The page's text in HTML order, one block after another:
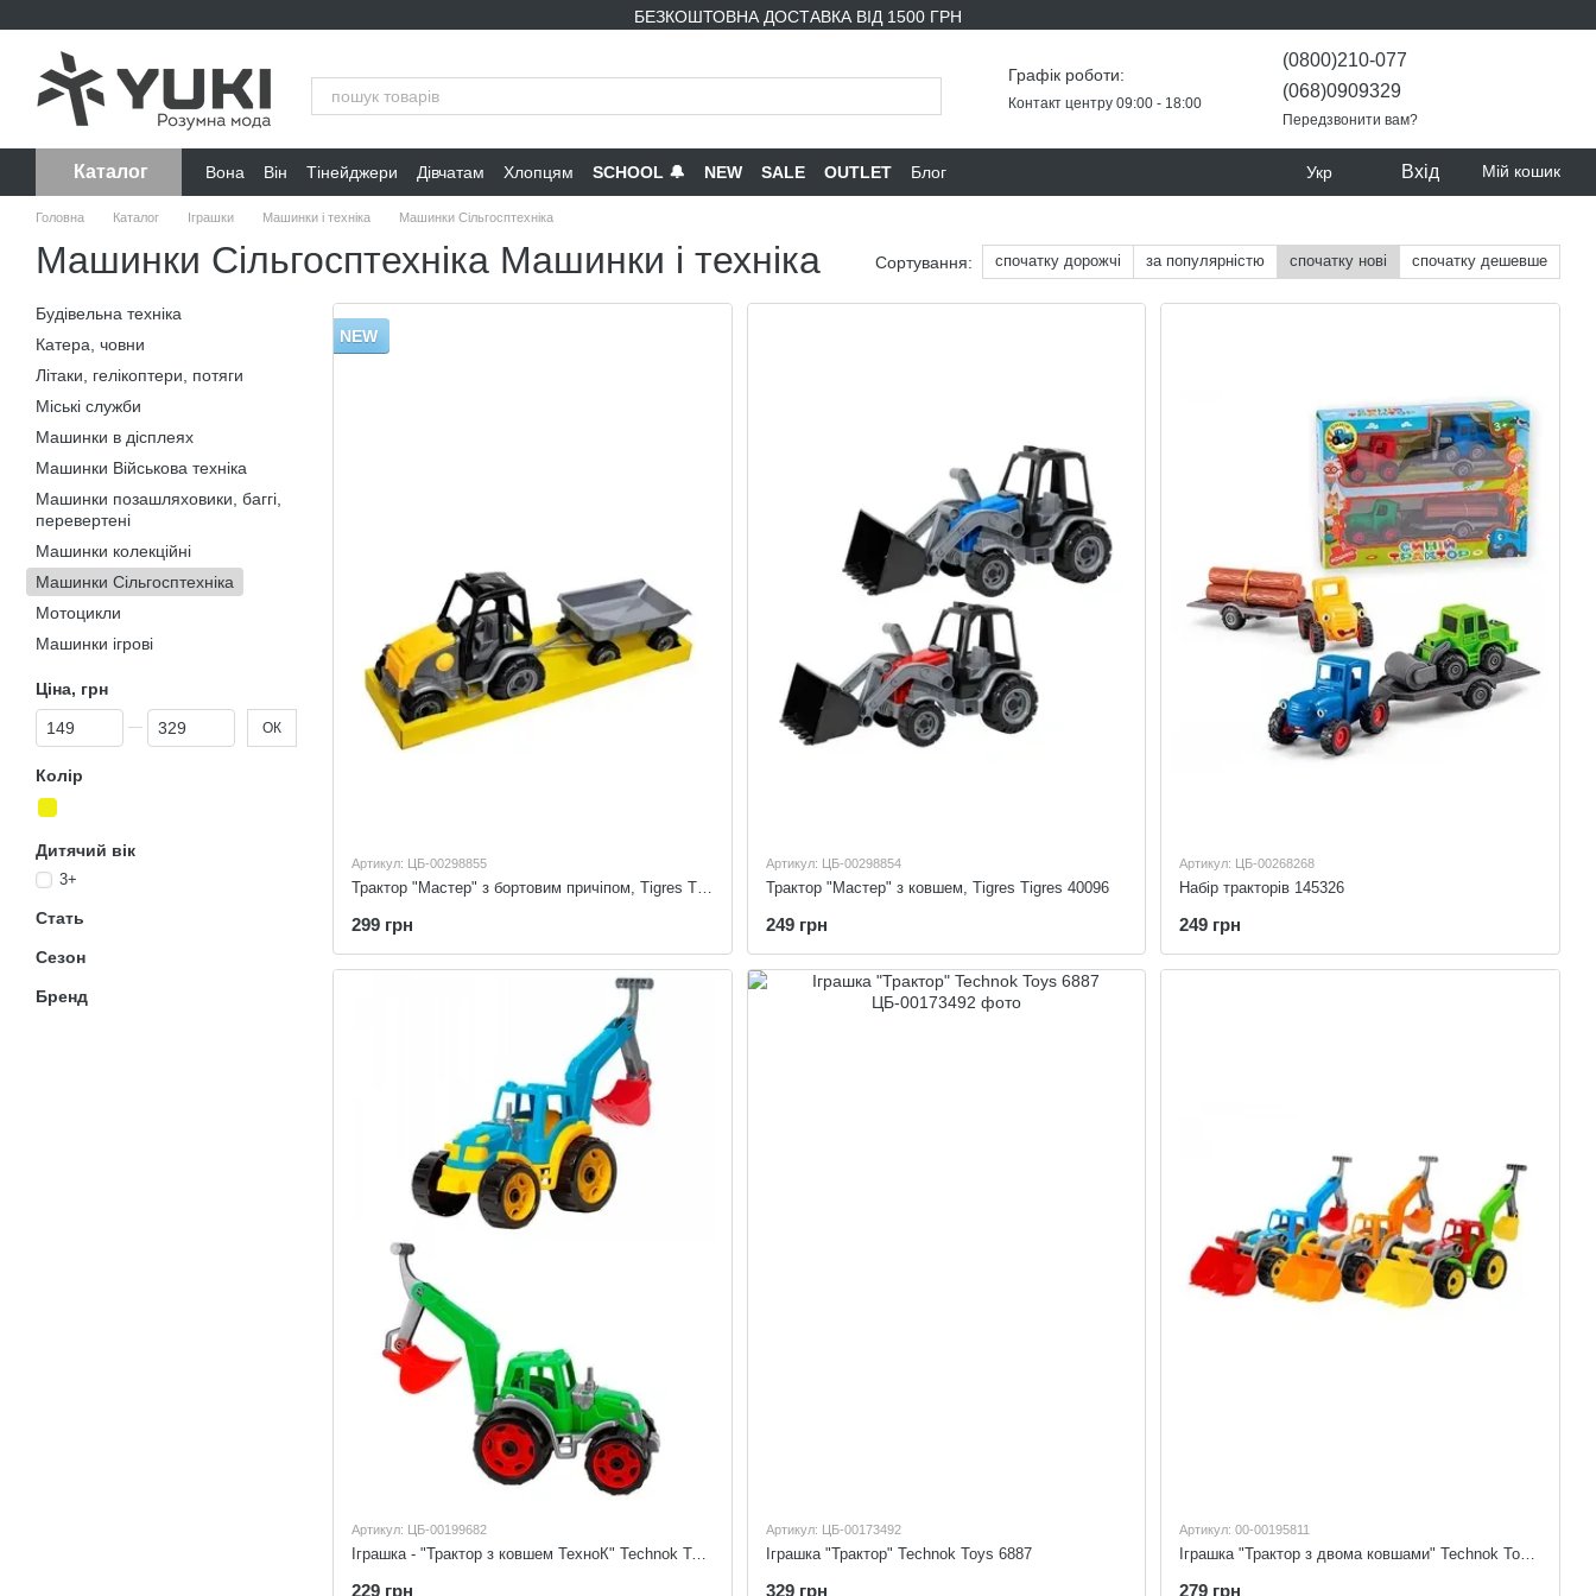
БЕЗКОШТОВНА ДОСТАВКА ВІД 1500 ГРН
Графік роботи:
Контакт центру 09:00 - 18:00
(0800)210-077
(068)0909329
Передзвонити вам?
Каталог Вона Він Тінейджери Дівчатам Хлопцям SCHOOL 🔔 NEW SALE OUTLET Блог Укр Вхід Мій кошик
Головна Каталог Іграшки Машинки і техніка Машинки Сільгосптехніка
Машинки Сільгосптехніка Машинки і техніка Сортування: спочатку дорожчі за популярністю спочатку нові спочатку дешевше
NEW
Артикул: ЦБ-00298855
Трактор "Мастер" з бортовим причіпом, Tigres Tigres 40099
299 грн
Артикул: ЦБ-00298854
Трактор "Мастер" з ковшем, Tigres Tigres 40096
249 грн
Артикул: ЦБ-00268268
Набір тракторів 145326
249 грн
Артикул: ЦБ-00199682
Іграшка - "Трактор з ковшем ТехноК" Technok Toys 3435
229 грн
Артикул: ЦБ-00173492
Іграшка "Трактор" Technok Toys 6887
329 грн
Артикул: 00-00195811
Іграшка "Трактор з двома ковшами" Technok Toys 3671
279 грн
Будівельна техніка
Катера, човни
Літаки, гелікоптери, потяги
Міські служби
Машинки в дісплеях
Машинки Військова техніка
Машинки позашляховики, баггі,
перевертені
Машинки колекційні
Машинки Сільгосптехніка
Мотоцикли
Машинки ігрові
Ціна, грн
Від Ціна, грн
До Ціна, грн ОК
Колір
Дитячий вік
3+
Стать
Сезон
Бренд